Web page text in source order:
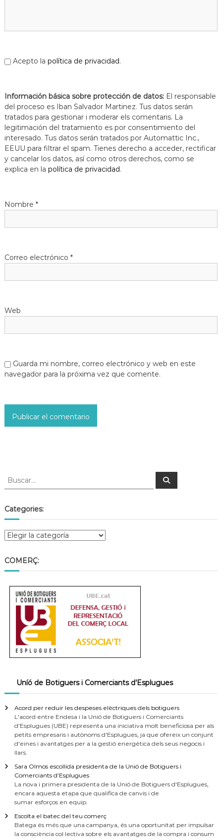
Acepto la política de privacidad.
Información básica sobre protección de datos: El responsable
del proceso es Iban Salvador Martinez. Tus datos serán
tratados para gestionar i moderar els comentaris. La
legitimación del tratamiento es por consentimiento del
interesado. Tus datos serán tratados por Automattic Inc.,
EEUU para filtrar el spam. Tienes derecho a acceder, rectificar
y cancelar los datos, así como otros derechos, como se
explica en la política de privacidad.
Nombre *
Correo electrónico *
Web
Guarda mi nombre, correo electrónico y web en este
navegador para la próxima vez que comente.
Categories:
COMERÇ:
Uníó de Botiguers i Comerciants d’Esplugues
Acord per reduir les despeses elèctriques dels botiguers
L'acord entre Endesa i la Unió de Botiguers i Comerciants
d'Esplugues (UBE) representa una iniciativa molt beneficiosa per als
petits empresaris i autònoms d'Esplugues, ja que ofereix un conjunt
d'eines i avantatges per a la gestió energètica dels seus negocis i
llars.
Sara Olmos escollida presidenta de la Unió de Botiguers i
Comerciants d’Esplugues
La nova i primera presidenta de la Unió de Botiguers d'Esplugues,
encara aquesta etapa que qualifica de canvis i de
sumar esforços en equip.
Escolta el batec del teu comerç
Batega és més que una campanya, és una oportunitat per impulsar
la consciència col·lectiva sobre els avantatges de la compra i consum